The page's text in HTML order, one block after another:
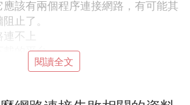
該有兩個程序連接網路，有可能其
止了。
不上
載的平台
閱讀全文